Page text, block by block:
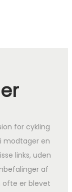
for cykling
modtager en
links, uden
af
ofte er blevet